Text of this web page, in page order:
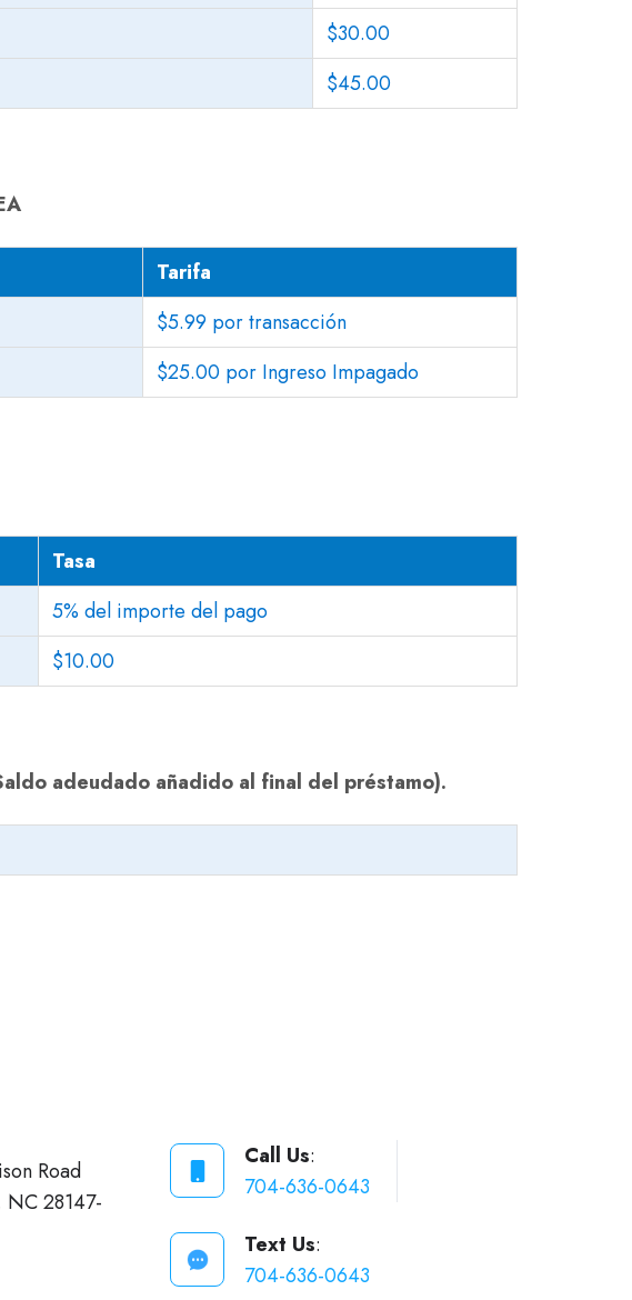
$30.00
$45.00
Tarifa
$5.99 por transacción
$25.00 por Ingreso Impagado
Tasa
5% del importe del pago
$10.00
adeudado añadido al final del préstamo).
Road
NC 28147-
Call Us:
704-636-0643
Text Us:
704-636-0643